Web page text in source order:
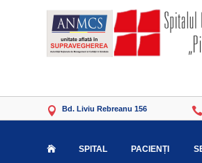
 Bd. Liviu Rebreanu 156 
 SPITAL PACIENȚI